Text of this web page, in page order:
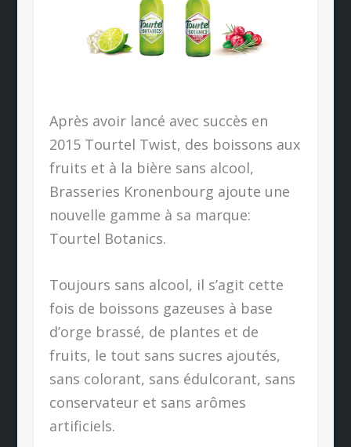
Après avoir lancé avec succès en
2015 Tourtel Twist, des boissons aux
fruits et à la bière sans alcool,
Brasseries Kronenbourg ajoute une
nouvelle gamme à sa marque:
Tourtel Botanics.
Toujours sans alcool, il s’agit cette
fois de boissons gazeuses à base
d’orge brassé, de plantes et de
fruits, le tout sans sucres ajoutés,
sans colorant, sans édulcorant, sans
conservateur et sans arômes
artificiels.